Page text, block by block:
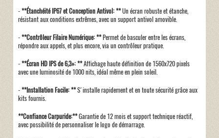
-**Étanchéité IP67 et Conception Antivol: **Un écran robuste et étanche,
résistant aux conditions extrêmes, avec un support antivol amovible.
-**Contrôleur Filaire Numérique: **Permet de basculer entre les écrans,
répondre aux appels, et plus encore, via un contrôleur pratique.
-**Écran HD IPS de 6,3»: **Affichage haute définition de 1560x720 pixels
avec une luminosité de 1000 nits, idéal même en plein soleil.
-**Installation Facile: **S'installe rapidement et en toute sécurité grâce aux
kits fournis.
**Confiance Carpuride:**Garantie de 12 mois et support technique réactif,
avec possibilité de personnaliser le logo de démarrage.